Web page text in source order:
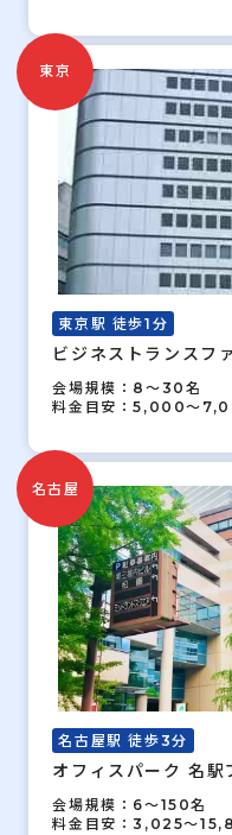
東京
東京駅 徒歩1分
ビジネストランスフ
会場規模：8～30名
料金目安：5,000～
名古屋
名古屋駅 徒歩3分
オフィスパーク 名駅
会場規模：6～150名
料金目安：3,025～